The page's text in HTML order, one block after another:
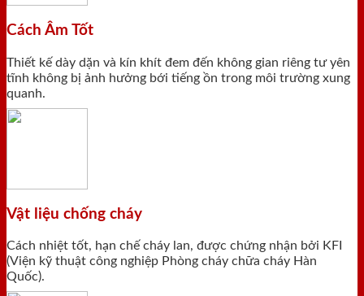
Cách Âm Tốt
Thiết kế dày dặn và kín khít đem đến không gian riêng tư yên
tĩnh không bị ảnh hưởng bới tiếng ồn trong môi trường xung
quanh.
Vật liệu chống cháy
Cách nhiệt tốt, hạn chế cháy lan, được chứng nhận bởi KFI
(Viện kỹ thuật công nghiệp Phòng cháy chữa cháy Hàn
Quốc).